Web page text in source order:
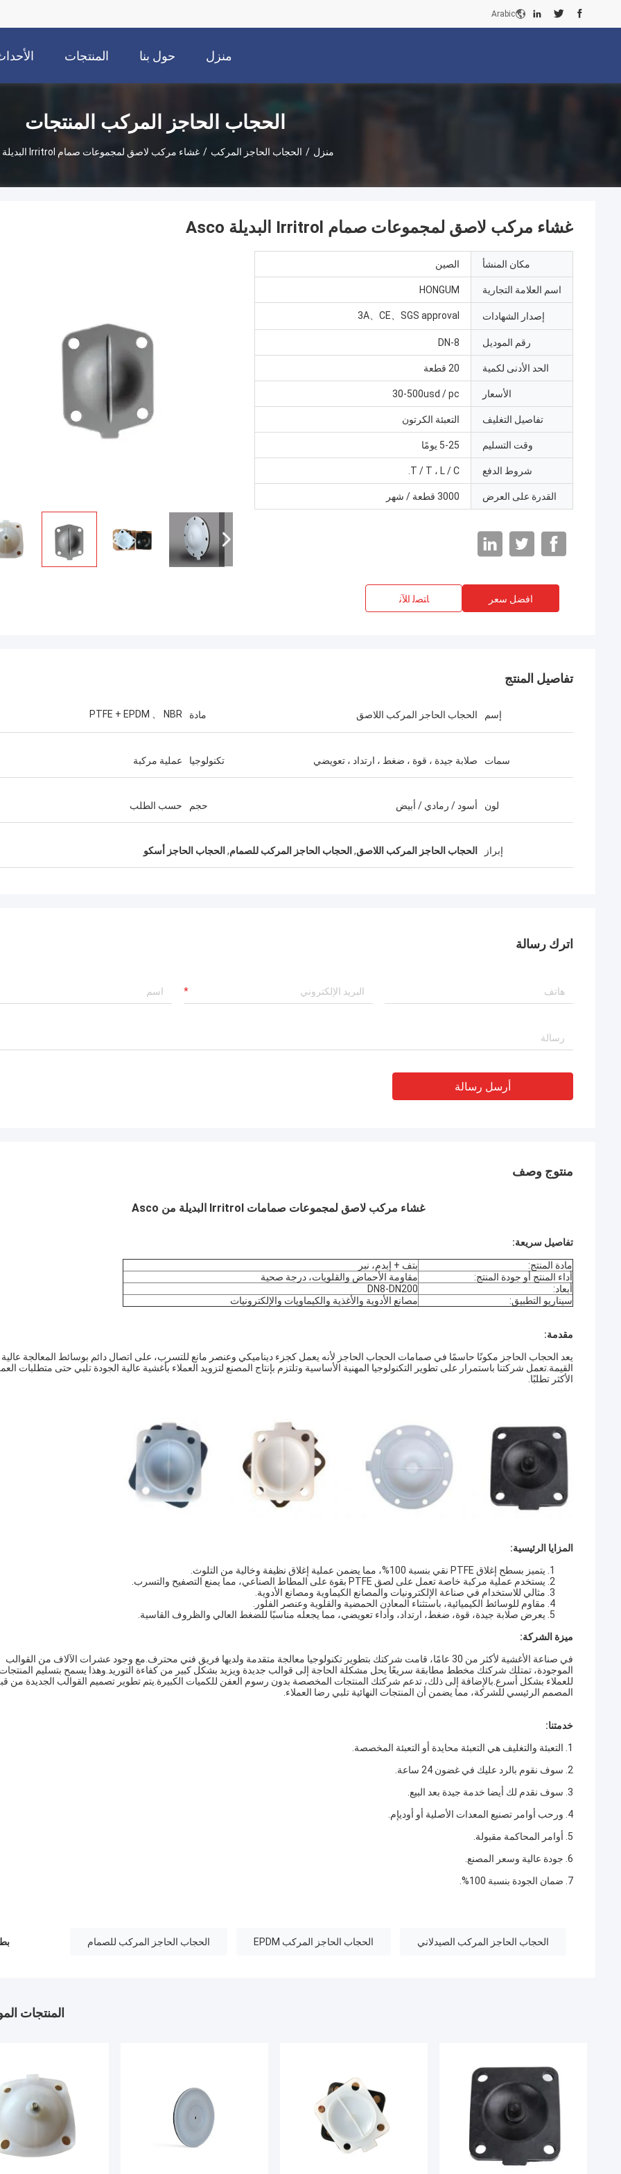
Arabic
منزل حول بنا المنتجات
الحجاب الحاجز المركب المنتجات
منزل / الحجاب الحاجز المركب / غشاء مركب لاصق لمجموعات صمام Irritrol البديلة Asco
غشاء مركب لاصق لمجموعات صمام Irritrol البديلة Asco
مكان المنشأ الصين
اسم العلامة التجارية HONGUM
إصدار الشهادات 3A、CE、SGS approval
رقم الموديل DN-8
الحد الأدنى لكمية 20 قطعة
الأسعار 30-500usd / pc
تفاصيل التغليف التعبئة الكرتون
وقت التسليم 5-25 يومًا
شروط الدفع T / T ، L / C.
القدرة على العرض 3000 قطعة / شهر
افضل سعر ﺎﺘﺼﻟ ﺍﻶﻧ
تفاصيل المنتج
إسم الحجاب الحاجز المركب اللاصق مادة PTFE + EPDM 、 NBR
سمات صلابة جيدة ، قوة ، ضغط ، ارتداد ، تعويضي تكنولوجيا عملية مركبة
لون أسود / رمادي / أبيض حجم حسب الطلب
إبراز الحجاب الحاجز المركب اللاصق, الحجاب الحاجز المركب للصمام, الحجاب الحاجز أسكو
اترك رسالة
أرسل رسالة
منتوج وصف
غشاء مركب لاصق لمجموعات صمامات Irritrol البديلة من Asco
تفاصيل سريعة:
مادة المنتج:
بتف + إبدم، نبر
أداء المنتج أو جودة المنتج:
مقاومة الأحماض والقلويات، درجة صحية
أبعاد:
DN8-DN200
سيناريو التطبيق:
مصانع الأدوية والأغذية والكيماويات والإلكترونيات
مقدمة:
يعد الحجاب الحاجز مكونًا حاسمًا في صمامات الحجاب الحاجز لأنه يعمل كجزء ديناميكي وعنصر مانع للتسرب، على اتصال دائم بوسائط المعالجة عالية
القيمة.تعمل شركتنا باستمرار على تطوير التكنولوجيا المهنية الأساسية وتلتزم بإنتاج المصنع لتزويد العملاء بأغشية عالية الجودة تلبي حتى متطلبات
الأكثر تطلبًا.
المزايا الرئيسية:
يتميز بسطح إغلاق PTFE نقي بنسبة 100%، مما يضمن عملية إغلاق نظيفة وخالية من التلوث.
يستخدم عملية مركبة خاصة تعمل على لصق PTFE بقوة على المطاط الصناعي، مما يمنع التصفيح والتسرب.
مثالي للاستخدام في صناعة الإلكترونيات والمصانع الكيماوية ومصانع الأدوية.
مقاوم للوسائط الكيميائية، باستثناء المعادن الحمضية والقلوية وعنصر الفلور.
يعرض صلابة جيدة، قوة، ضغط، ارتداد، وأداء تعويضي، مما يجعله مناسبًا للضغط العالي والظروف القاسية.
ميزة الشركة:
في صناعة الأغشية لأكثر من 30 عامًا، قامت شركتك بتطوير تكنولوجيا معالجة متقدمة ولديها فريق فني محترف.مع وجود عشرات الآلاف من القوالب
الموجودة، تمتلك شركتك مخطط مطابقة سريعًا يحل مشكلة الحاجة إلى قوالب جديدة ويزيد بشكل كبير من كفاءة التوريد.وهذا يسمح بتسليم
للعملاء بشكل أسرع.بالإضافة إلى ذلك، تدعم شركتك المنتجات المخصصة بدون رسوم العفن للكميات الكبيرة.يتم تطوير تصميم القوالب الجديدة من
المصمم الرئيسي للشركة، مما يضمن أن المنتجات النهائية تلبي رضا العملاء.
خدمتنا:
1. التعبئة والتغليف هي التعبئة محايدة أو التعبئة المخصصة.
2. سوف نقوم بالرد عليك في غضون 24 ساعة.
3. سوف نقدم لك أيضا خدمة جيدة بعد البيع.
4. ورحب أوامر تصنيع المعدات الأصلية أو أوديإم.
5. أوامر المحاكمة مقبولة.
6. جودة عالية وسعر المصنع.
7. ضمان الجودة بنسبة 100%.
الحجاب الحاجز المركب الصيدلاني الحجاب الحاجز المركب EPDM الحجاب الحاجز المركب للصمام
المنتجات